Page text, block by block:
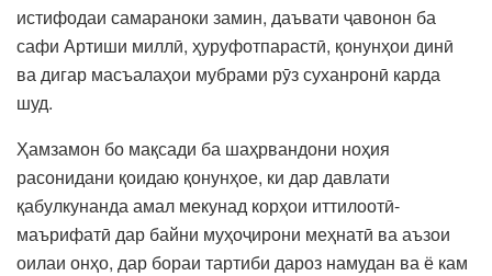
истифодаи самараноки замин, даъвати ҷавонон ба
сафи Артиши миллӣ, ҳуруфотпарастӣ, қонунҳои динӣ
ва дигар масъалаҳои мубрами рӯз суханронӣ карда
шуд.
Ҳамзамон бо мақсади ба шаҳрвандони ноҳия
расонидани қоидаю қонунҳое, ки дар давлати
қабулкунанда амал мекунад корҳои иттилоотӣ-
маърифатӣ дар байни муҳоҷирони меҳнатӣ ва аъзои
оилаи онҳо, дар бораи тартиби дароз намудан ва ё кам